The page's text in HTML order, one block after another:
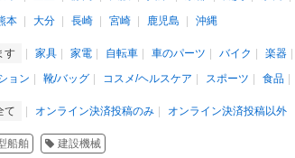
本 大分 長崎 宮崎 鹿児島 沖縄
す 家具 家電 自転車 車のパーツ バイク 楽器
ョン 靴/バッグ コスメ/ヘルスケア スポーツ 食品
て オンライン決済投稿のみ オンライン決済投稿以外
船舶 建設機械